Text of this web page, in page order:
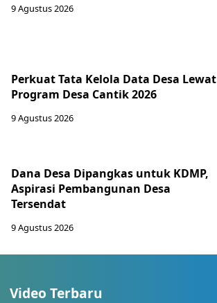
9 Agustus 2026
Perkuat Tata Kelola Data Desa Lewat
Program Desa Cantik 2026
9 Agustus 2026
Dana Desa Dipangkas untuk KDMP,
Aspirasi Pembangunan Desa
Tersendat
9 Agustus 2026
Video Terbaru